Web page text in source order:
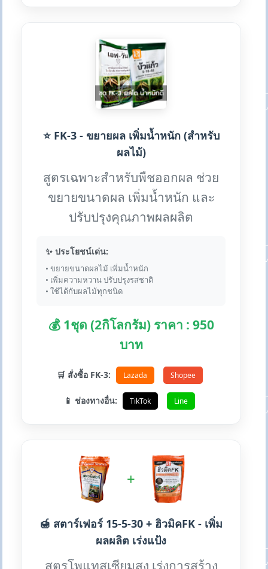
⭐ FK-3 - ขยายผล เพิ่มน้ำหนัก (สำหรับ
ผลไม้)
สูตรเฉพาะสำหรับพืชออกผล ช่วย
ขยายขนาดผล เพิ่มน้ำหนัก และ
ปรับปรุงคุณภาพผลผลิต
✨ ประโยชน์เด่น:
• ขยายขนาดผลไม้ เพิ่มน้ำหนัก
• เพิ่มความหวาน ปรับปรุงรสชาติ
• ใช้ได้กับผลไม้ทุกชนิด
💰 1ชุด (2กิโลกรัม) ราคา : 950
บาท
🛒 สั่งซื้อ FK-3: Lazada Shopee
📱 ช่องทางอื่น: TikTok Line
+
🍯 สตาร์เฟอร์ 15-5-30 + ฮิวมิคFK - เพิ่ม
ผลผลิต เร่งแป้ง
สูตรโพแทสเซียมสูง เร่งการสร้าง